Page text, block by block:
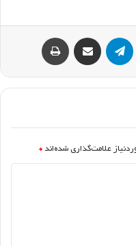
تلگرام اشتراک گذاری با ایمیل
علامت‌گذاری شده‌اند *